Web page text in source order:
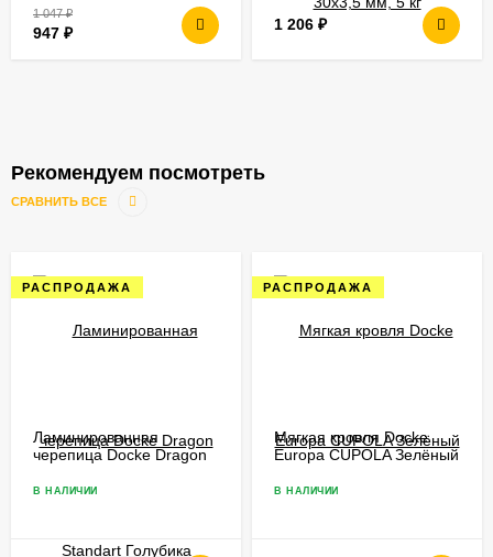
1 047₽
947 ₽ 1 206 ₽
Рекомендуем посмотреть
СРАВНИТЬ ВСЕ
РАСПРОДАЖА
Ламинированная
черепица Docke Dragon
В НАЛИЧИИ
РАСПРОДАЖА
Мягкая кровля Docke
Europa СUPOLA Зелёный
В НАЛИЧИИ